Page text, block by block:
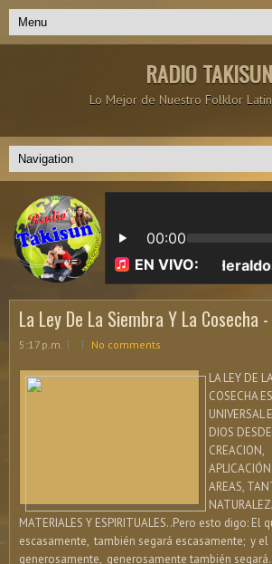
RADIO TAKISUN
Lo Mejor de Nuestro Folklor
La Ley De La Siembra Y La Cosecha
5:17 p.m. No comments
LA LEY DE
COSECHA
UNIVERSAL
DIOS
CREACION,
AREAS,
MATERIALES Y ESPIRITUALES..Pero esto digo: El
escasamente, también segará escasamente; y el
generosamente, generosamente también